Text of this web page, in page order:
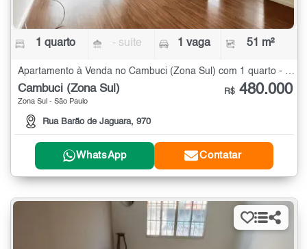
1 quarto - suíte 1 vaga 51 m²
Cambuci (Zona Sul)
Zona Sul - São Paulo
Rua Barão de Jaguara, 970
R$ 480.000
WhatsApp Contatar